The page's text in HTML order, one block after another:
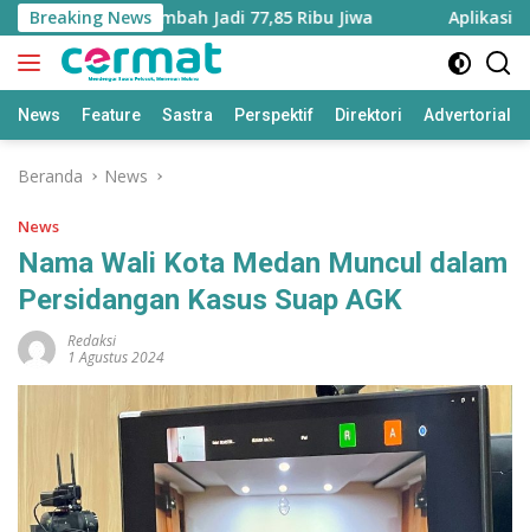
Langsung
ke
konten
Breaking News
Utara Bertambah Jadi 77,85 Ribu Jiwa Aplikasi
News Feature Sastra Perspektif Direktori Advertorial
Beranda News
News
Nama Wali Kota Medan Muncul dalam
Persidangan Kasus Suap AGK
Redaksi
1 Agustus 2024